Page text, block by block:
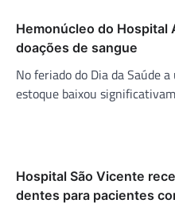
Hemonúcleo do Hospital
doações de sangue
No feriado do Dia da Saúde
estoque baixou
Hospital São Vicente
dentes para pacientes